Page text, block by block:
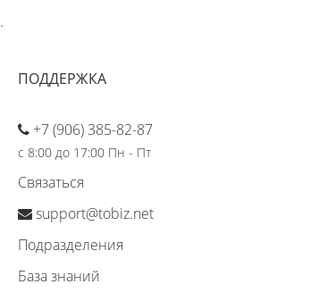
.
ПОДДЕРЖКА
+7 (906) 385-82-87
с 8:00 до 17:00 Пн - Пт
Связаться
support@tobiz.net
Подразделения
База знаний